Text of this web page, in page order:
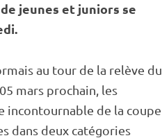
jeunes et juniors se
au tour de la relève du
mars prochain, les
incontournable de la coupe
dans deux catégories